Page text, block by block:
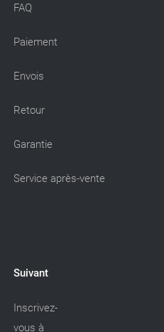
FAQ
Paiement
Envois
Retour
Garantie
Service après-vente
Suivant
Inscrivez-
vous à